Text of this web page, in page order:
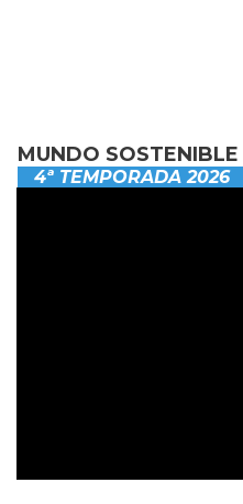
MUNDO SOSTENIBLE
4ª TEMPORADA 2026